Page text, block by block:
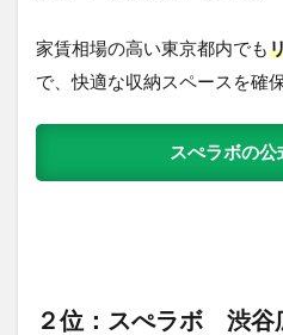
家賃相場の高い東京都内でも
で、快適な収納スペースを確
スぺラボの
２位：スぺラボ 渋谷